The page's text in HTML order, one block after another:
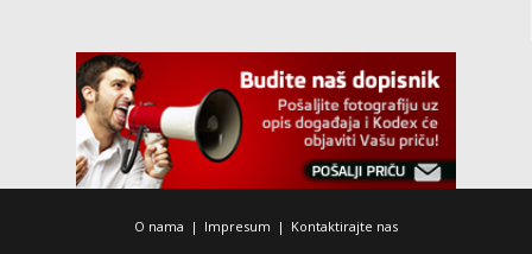
O nama | Impresum | Kontaktirajte nas